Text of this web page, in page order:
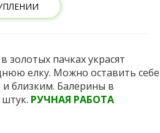
золотых пачках украсят
елку. Можно оставить себе
близким. Балерины в
РУЧНАЯ РАБОТА